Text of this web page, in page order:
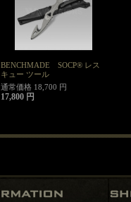
BENCHMADE SOCP® レス
キュー ツール
通常価格 18,700 円
17,800 円